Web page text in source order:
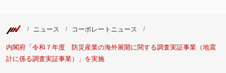
ニュース コーポレートニュース
内閣府「令和７年度 防災産業の海外展開に関する調査実証事業（地震
計に係る調査実証事業）」を実施